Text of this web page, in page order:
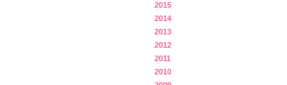
2015
2014
2013
2012
2011
2010